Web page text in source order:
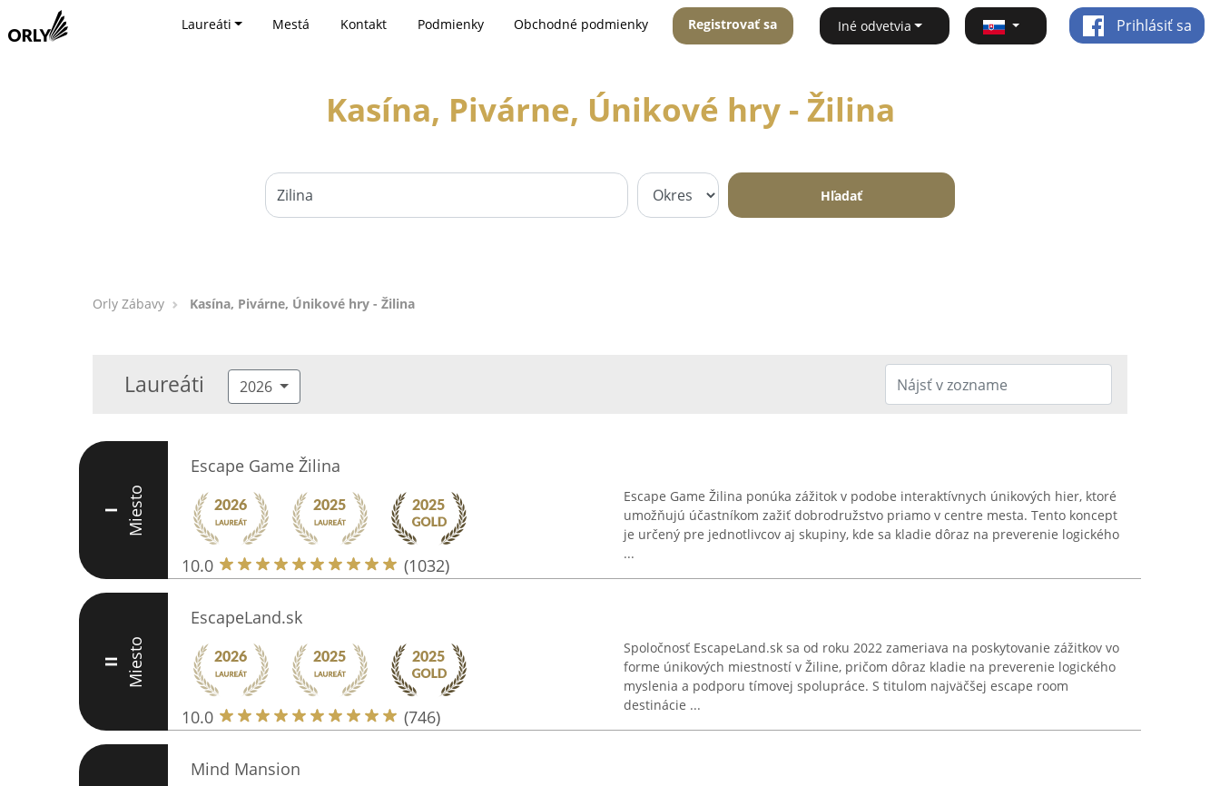
Laureáti Mestá Kontakt Podmienky Obchodné podmienky Registrovať sa Iné odvetvia Prihlásiť sa
Kasína, Pivárne, Únikové hry - Žilina
Hľadať
Orly Zábavy Kasína, Pivárne, Únikové hry - Žilina
Laureáti 2026
I Miesto
Escape Game Žilina
10.0 (1032)
Escape Game Žilina ponúka zážitok v podobe interaktívnych únikových hier, ktoré
umožňujú účastníkom zažiť dobrodružstvo priamo v centre mesta. Tento koncept
je určený pre jednotlivcov aj skupiny, kde sa kladie dôraz na preverenie logického
...
II Miesto
EscapeLand.sk
10.0 (746)
Spoločnosť EscapeLand.sk sa od roku 2022 zameriava na poskytovanie zážitkov vo
forme únikových miestností v Žiline, pričom dôraz kladie na preverenie logického
myslenia a podporu tímovej spolupráce. S titulom najväčšej escape room
destinácie ...
Mind Mansion